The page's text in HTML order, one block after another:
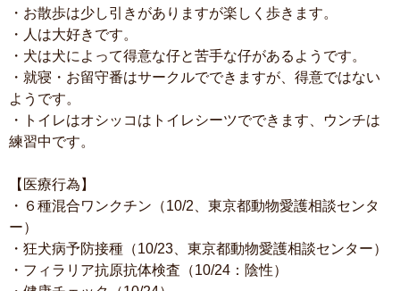
・お散歩は少し引きがありますが楽しく歩きます。
・人は大好きです。
・犬は犬によって得意な仔と苦手な仔があるようです。
・就寝・お留守番はサークルでできますが、得意ではない
ようです。
・トイレはオシッコはトイレシーツでできます、ウンチは
練習中です。
【医療行為】
・６種混合ワンクチン（10/2、東京都動物愛護相談センタ
ー）
・狂犬病予防接種（10/23、東京都動物愛護相談センター）
・フィラリア抗原抗体検査（10/24：陰性）